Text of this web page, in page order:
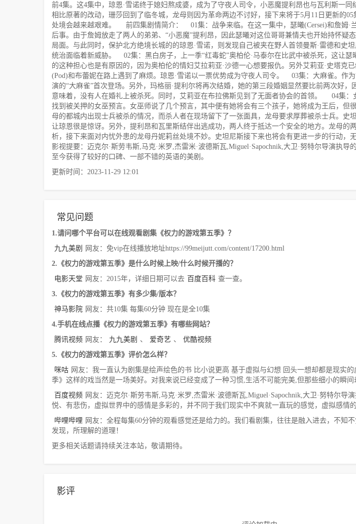
前4集。这4集中，琼恩·雪诺终于媳妇熬成婆，成为了守夜人司令，小恶魔提利昂也与瓦利斯一同
相比原著的改动，珊莎回到了临冬城，龙母则因为革命两边不讨好，接下来将于5月11日更新的05
处境会越来越艰难。 前四集剧情简介： 01集：战争来临。在这一集中，瑟曦(Cersei)和詹姆·
后事。由于詹姆放走了两人的弟弟、“小恶魔”提利昂，因此瑟曦对这位哥哥兼情夫也开始持怀疑
局面。与此同时，保护北方绝境长城的的琼恩·雪诺，则发现自己被夹在野人首领曼斯·雷德和史
统治面临着新威胁。 02集：黑白房子，上一季“红毒蛇”奥柏伦·马泰尔在比武中被杀死，这让瑟
的这种担心也是有原因的，因为奥柏伦的情妇艾拉莉亚·沙德一心想要报仇。另外艾莉亚·史塔克
(Pod)和布蕾妮在路上遇到了麻烦。琼恩·雪诺以一票优势成为守夜人司令。 03集：大麻雀。作
演的“大麻雀”首次登场。另外，玛格丽·提利尔将再次结婚，她的第三段婚姻显然要比前两次好，
意味着，没有人在婚礼上被杀死。同时，艾莉亚在布拉佛斯见到了无面者协会的首领。 04集：
找到被关押的女巫预言。女巫师说了几个预言，其中便有她将会有三个孩子，她将成为王后，但
母的都城内出现士兵被杀的情况，而杀人者在现场留下了一张面具，龙母要求厚葬被杀士兵。史
让琼恩很是惊讶。另外，提利昂和瓦里斯结伴出逃成功，两人终于抵达一个安全的地方。龙母
析，接下来面对内忧外患的龙母丹妮莉丝处境不妙。史坦尼斯接下来也将会有更进一步的行动，
影视提要：迈克尔·斯劳韦斯,马克·米罗,杰雷米·波德斯瓦,Miguel·Sapochnik,大卫·努特尔导演执导
至今获得了较好的口碑、一部不错的英语的美剧。
更新时间：2023-11-29 12:01
常见问题
1.请问哪个平台可以在线观看剧集《权力的游戏第五季》？
九九美剧
网友：免vip在线播放地址https://99meijutt.com/content/17200.html
2.《权力的游戏第五季》是什么时候上映/什么时候开播的？
电影天堂 网友：2015年，详细日期可以去 百度百科 查一查。
3.《权力的游戏第五季》有多少集/版本？
神马影院 网友：共10集 每集60分钟 现在是全10集
4.手机在线点播《权力的游戏第五季》有哪些网站？
腾讯视频 网友： 九九美剧 、 爱奇艺 、
优酷视频
5.《权力的游戏第五季》评价怎么样？
咪咕 网友：我一直认为剧集是绘声绘色的书 比小说更高 基于虚拟与幻想 回头一想却都是现实
季》这样的戏当然是一场美好。对我来说已经变成了一种习惯,生活不可能完美,但那些细小的瞬间
百度视频 网友：迈克尔·斯劳韦斯,马克·米罗,杰雷米·波德斯瓦,Miguel·Sapochnik,大卫·努特尔导
悦、有悲伤，虚拟世界中的感情是多彩的，并不同于我们现实中不爽就一直玩的感觉，虚拟感情
哔哩哔哩 网友：全程每集60分钟的观看感觉还是给力的。我们看剧集，往往是融入进去，不知
发现，所理解的道理！
更多相关话题请持续关注本站，敬请期待。
影评